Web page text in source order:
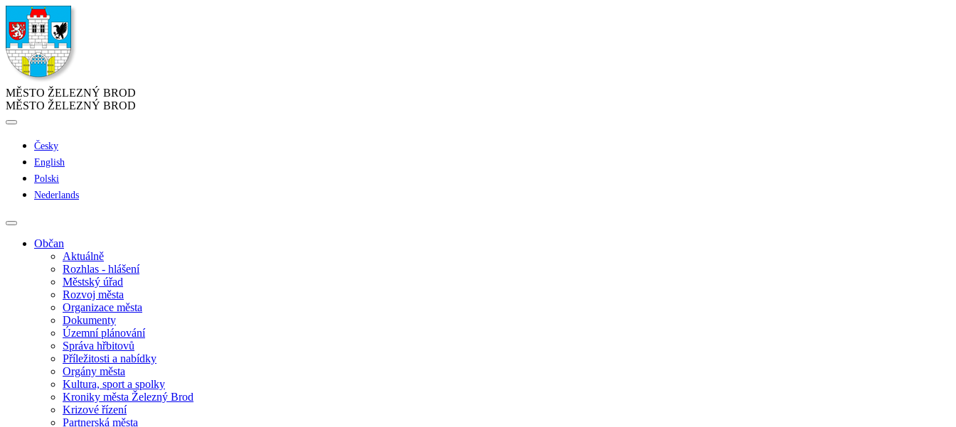
MĚSTO ŽELEZNÝ BROD
MĚSTO ŽELEZNÝ BROD
Česky
English
Polski
Nederlands
Občan
Aktuálně
Rozhlas - hlášení
Městský úřad
Rozvoj města
Organizace města
Dokumenty
Územní plánování
Správa hřbitovů
Příležitosti a nabídky
Orgány města
Kultura, sport a spolky
Kroniky města Železný Brod
Krizové řízení
Partnerská města